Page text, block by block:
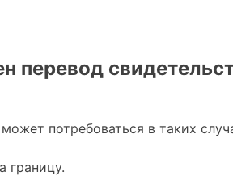
перевод
потребоваться в таких
границу.